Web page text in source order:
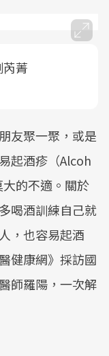
芮菁
友聚一聚，或是
起酒疹（Alcoh
的不適。關於
喝酒訓練自己就
，也容易起酒
健康網》採訪國
師羅陽，一次解